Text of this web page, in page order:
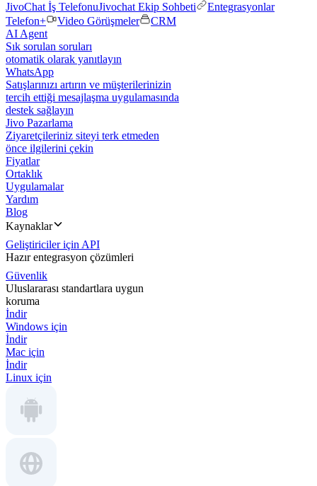
JivoChat İş TelefonuJivochat Ekip Sohbeti
Entegrasyonlar
Telefon+
Video Görüşmeler
CRM
AI Agent
Sık sorulan soruları
otomatik olarak yanıtlayın
WhatsApp
Satışlarınızı artırın ve müşterilerinizin
tercih ettiği mesajlaşma uygulamasında
destek sağlayın
Jivo Pazarlama
Ziyaretçileriniz siteyi terk etmeden
önce ilgilerini çekin
Fiyatlar
Ortaklık
Uygulamalar
Yardım
Blog
Kaynaklar
Geliştiriciler için API
Hazır entegrasyon çözümleri
Güvenlik
Uluslararası standartlara uygun
koruma
İndir
Windows için
İndir
Mac için
İndir
Linux için